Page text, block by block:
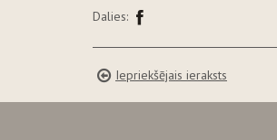
Dalies:
Iepriekšējais ieraksts